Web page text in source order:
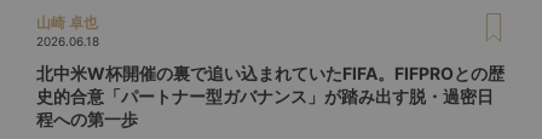
山崎 卓也
2026.06.18
北中米W杯開催の裏で追い込まれていたFIFA。FIFPROとの歴
史的合意「パートナー型ガバナンス」が踏み出す脱・過密日
程への第一歩